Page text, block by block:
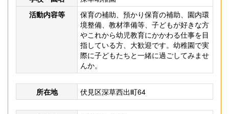
活動内容等
保育の補助、預かり保育の補助、園内環
境整備、教材準備等、子どもが好きな方
やこれから幼児教育にかかわる仕事を目
指している方、大歓迎です。幼稚園で実
際に子どもたちと一緒に過ごしてみませ
んか。
所在地 伏見区深草西出町64